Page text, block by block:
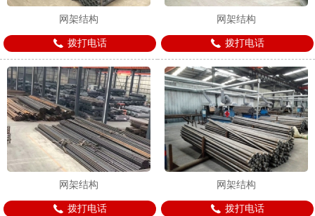
1 3
网架结构
拨打电话
网架结构
拨打电话
网架结构
拨打电话
网架结构
拨打电话